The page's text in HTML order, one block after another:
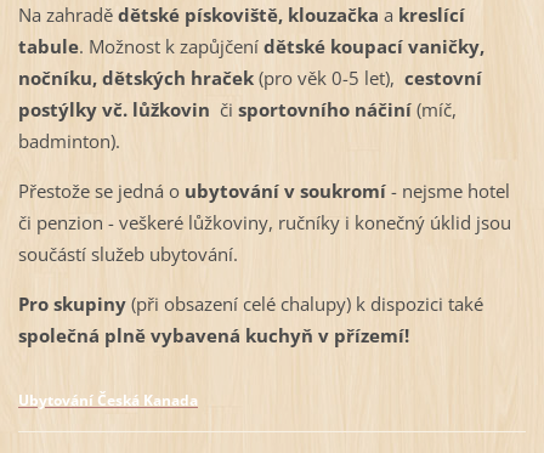
Na zahradě dětské pískoviště, klouzačka a kreslící
tabule. Možnost k zapůjčení dětské koupací vaničky,
nočníku, dětských hraček(pro věk 0-5 let), cestovní
postýlky vč. lůžkovin či sportovního náčiní(míč,
badminton).
Přestože se jedná o ubytování v soukromí - nejsme hotel
či penzion - veškeré lůžkoviny, ručníky i konečný úklid jsou
součástí služeb ubytování.
Pro skupiny(při obsazení celé chalupy) k dispozici také
společná plně vybavená kuchyň v přízemí!
Ubytování Česká Kanada